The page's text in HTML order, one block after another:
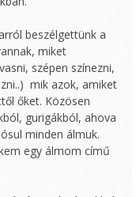
beszélgettünk a
miket
szépen színezni,
mik azok, amiket
őket. Közösen
gurigákból, ahova
minden álmuk.
egy álmom című